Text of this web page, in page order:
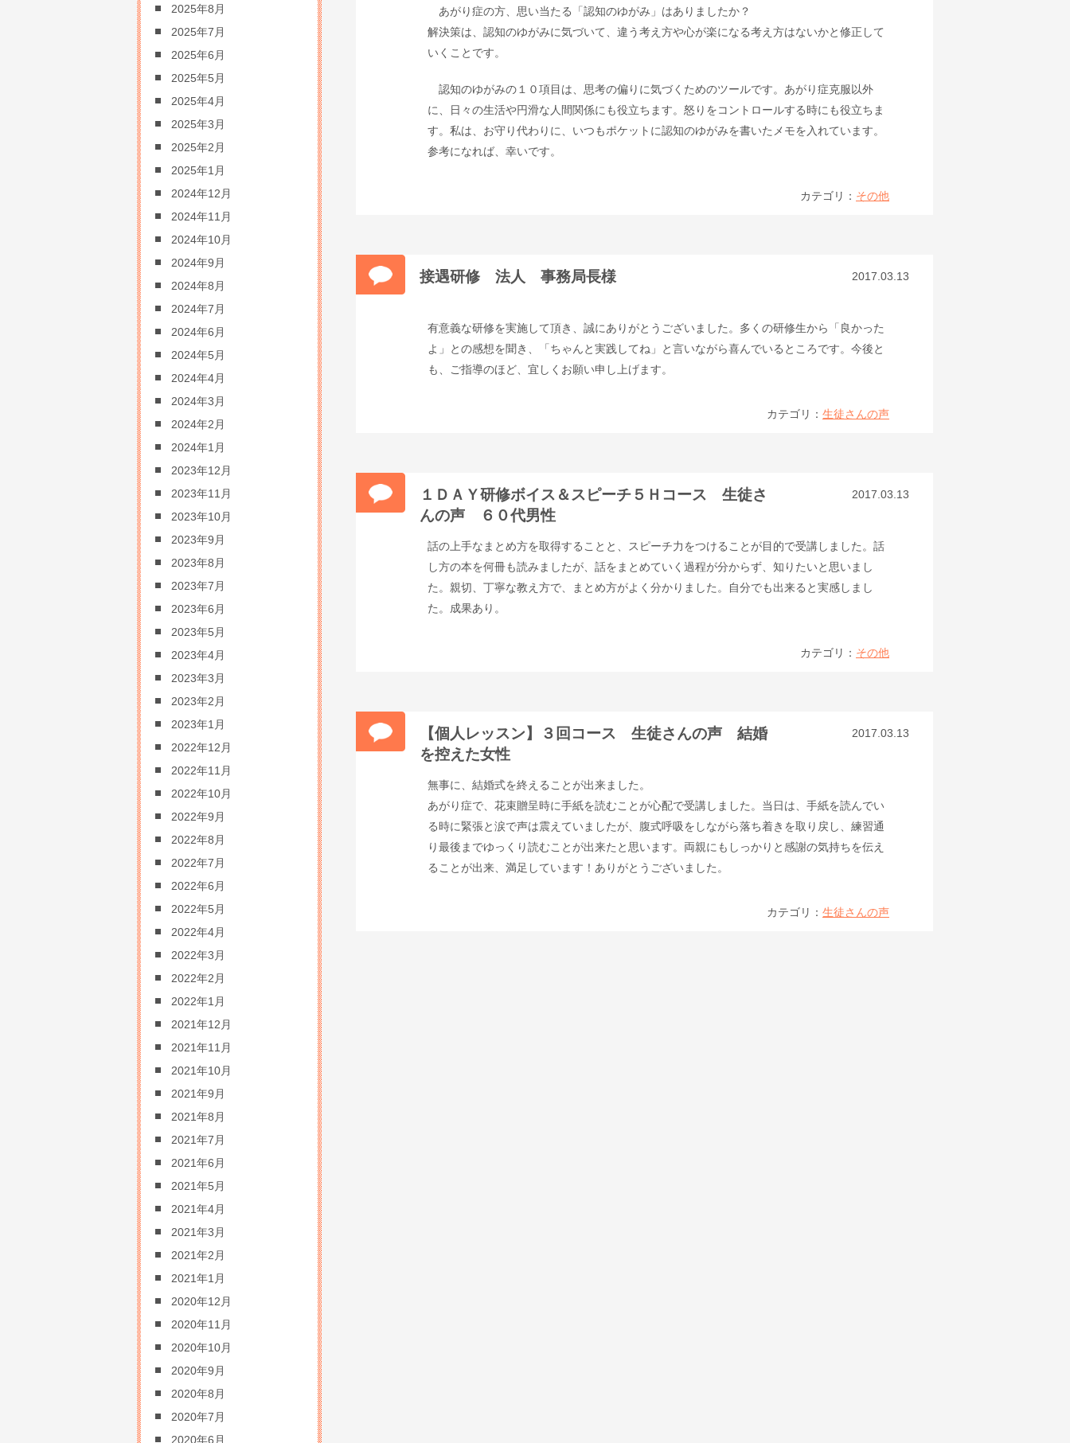
あがり症の方、思い当たる「認知のゆがみ」はありましたか？
解決策は、認知のゆがみに気づいて、違う考え方や心が楽になる考え方はないかと修正して
いくことです。
認知のゆがみの１０項目は、思考の偏りに気づくためのツールです。あがり症克服以外
に、日々の生活や円滑な人間関係にも役立ちます。怒りをコントロールする時にも役立ちま
す。私は、お守り代わりに、いつもポケットに認知のゆがみを書いたメモを入れています。
参考になれば、幸いです。
カテゴリ： その他
接遇研修 法人 事務局長様 2017.03.13
有意義な研修を実施して頂き、誠にありがとうございました。多くの研修生から「良かった
よ」との感想を聞き、「ちゃんと実践してね」と言いながら喜んでいるところです。今後と
も、ご指導のほど、宜しくお願い申し上げます。
カテゴリ： 生徒さんの声
１ＤＡＹ研修ボイス＆スピーチ５Ｈコース 生徒さ
んの声 ６０代男性
2017.03.13
話の上手なまとめ方を取得することと、スピーチ力をつけることが目的で受講しました。話
し方の本を何冊も読みましたが、話をまとめていく過程が分からず、知りたいと思いまし
た。親切、丁寧な教え方で、まとめ方がよく分かりました。自分でも出来ると実感しまし
た。成果あり。
カテゴリ： その他
【個人レッスン】３回コース 生徒さんの声 結婚
を控えた女性
2017.03.13
無事に、結婚式を終えることが出来ました。
あがり症で、花束贈呈時に手紙を読むことが心配で受講しました。当日は、手紙を読んでい
る時に緊張と涙で声は震えていましたが、腹式呼吸をしながら落ち着きを取り戻し、練習通
り最後までゆっくり読むことが出来たと思います。両親にもしっかりと感謝の気持ちを伝え
ることが出来、満足しています！ありがとうございました。
カテゴリ： 生徒さんの声
2025年8月
2025年7月
2025年6月
2025年5月
2025年4月
2025年3月
2025年2月
2025年1月
2024年12月
2024年11月
2024年10月
2024年9月
2024年8月
2024年7月
2024年6月
2024年5月
2024年4月
2024年3月
2024年2月
2024年1月
2023年12月
2023年11月
2023年10月
2023年9月
2023年8月
2023年7月
2023年6月
2023年5月
2023年4月
2023年3月
2023年2月
2023年1月
2022年12月
2022年11月
2022年10月
2022年9月
2022年8月
2022年7月
2022年6月
2022年5月
2022年4月
2022年3月
2022年2月
2022年1月
2021年12月
2021年11月
2021年10月
2021年9月
2021年8月
2021年7月
2021年6月
2021年5月
2021年4月
2021年3月
2021年2月
2021年1月
2020年12月
2020年11月
2020年10月
2020年9月
2020年8月
2020年7月
2020年6月